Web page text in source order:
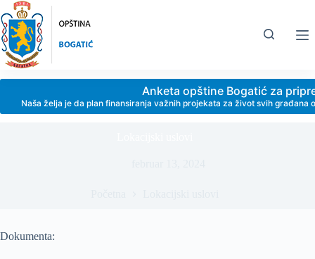
Skip
to
content
Anketa opštine Bogatić za
Naša želja je da plan finansiranja važnih projekata za život svih
Dokumenta: